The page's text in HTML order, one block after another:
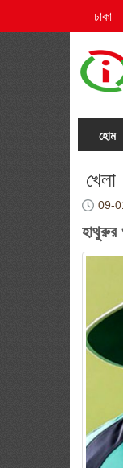
ঢাকা
হোম
খেলা
09-
হাথুরুর